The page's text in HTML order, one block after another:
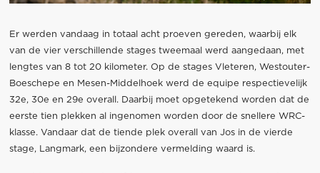
Er werden vandaag in totaal acht proeven gereden, waarbij elk
van de vier verschillende stages tweemaal werd aangedaan, met
lengtes van 8 tot 20 kilometer. Op de stages Vleteren, Westouter-
Boeschepe en Mesen-Middelhoek werd de equipe respectievelijk
32e, 30e en 29e overall. Daarbij moet opgetekend worden dat de
eerste tien plekken al ingenomen worden door de snellere WRC-
klasse. Vandaar dat de tiende plek overall van Jos in de vierde
stage, Langmark, een bijzondere vermelding waard is.